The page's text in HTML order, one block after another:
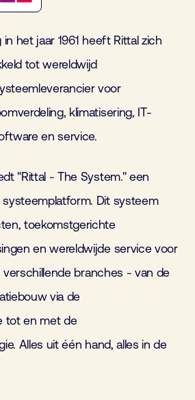
het jaar 1961 heeft Rittal zich
tot wereldwijd
voor
klimatisering, IT-
en service.
"Rittal - The System." een
Dit systeem
toekomstgerichte
en wereldwijde service voor
verschillende branches - van de
via de
tot en met de
Alles uit één hand, alles in de